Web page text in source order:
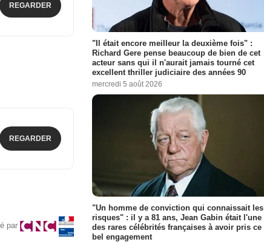
REGARDER
REGARDER
par
"Il était encore meilleur la deuxième fois" :
Richard Gere pense beaucoup de bien de cet
acteur sans qui il n'aurait jamais tourné cet
excellent thriller judiciaire des années 90
mercredi 5 août 2026
"Un homme de conviction qui connaissait les
risques" : il y a 81 ans, Jean Gabin était l'une
des rares célébrités françaises à avoir pris ce
bel engagement